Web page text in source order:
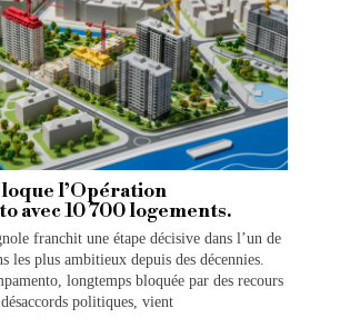
l’Opération
avec 10 700 logements.
franchit une étape décisive dans l’un de
les plus ambitieux depuis des décennies.
longtemps bloquée par des recours
politiques, vient